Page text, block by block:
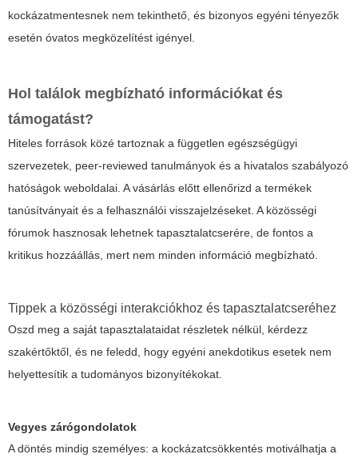
kockázatmentesnek nem tekinthető, és bizonyos egyéni tényezők
esetén óvatos megközelítést igényel.
Hol találok megbízható információkat és
támogatást?
Hiteles források közé tartoznak a független egészségügyi
szervezetek, peer-reviewed tanulmányok és a hivatalos szabályozó
hatóságok weboldalai. A vásárlás előtt ellenőrizd a termékek
tanúsítványait és a felhasználói visszajelzéseket. A közösségi
fórumok hasznosak lehetnek tapasztalatcserére, de fontos a
kritikus hozzáállás, mert nem minden információ megbízható.
Tippek a közösségi interakciókhoz és tapasztalatcseréhez
Oszd meg a saját tapasztalataidat részletek nélkül, kérdezz
szakértőktől, és ne feledd, hogy egyéni anekdotikus esetek nem
helyettesítik a tudományos bizonyítékokat.
Vegyes zárógondolatok
A döntés mindig személyes: a kockázatcsökkentés motiválhatja a